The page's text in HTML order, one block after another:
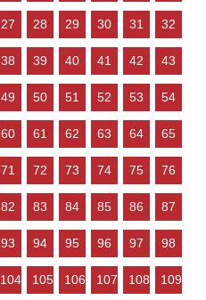
ている人が多い などの状況です
ので、 「不動産売却のやり方に
況といってよいと思…
該当なし （高潮）該当なし
（内水）該当なし （津波）該当
なし ----------------------------------
----------------------------------------
--- 現在の不動産市況について
は、 ○住宅ローンが低金利で不
少なく、物件を探している人が
多い などの状況ですので、
「不動産売却のやり方によって
は高く売却しやすい」状況とい
ってよいと思います。 ご売…
27 28 29 30 31 32
38 39 40 41 42 43
49 50 51 52 53 54
60 61 62 63 64 65
71 72 73 74 75 76
82 83 84 85 86 87
93 94 95 96 97 98
104 105 106 107 108 109